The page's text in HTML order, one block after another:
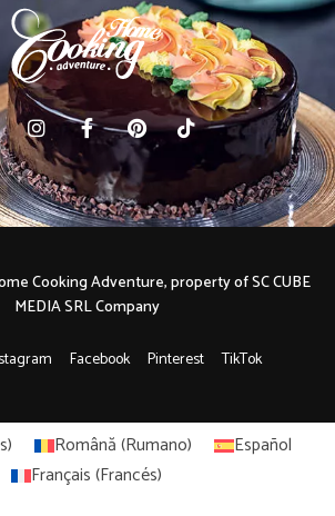
Facebook Pinterest TikTok
Cooking Adventure, property of SC CUBE
MEDIA SRL Company
) Română(Rumano)
Español
Français(Francés)